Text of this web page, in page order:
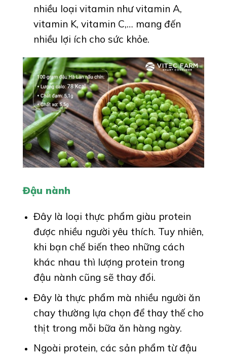
nhiều loại vitamin như vitamin A,
vitamin K, vitamin C,… mang đến
nhiều lợi ích cho sức khỏe.
Đậu nành
Đây là loại thực phẩm giàu protein
được nhiều người yêu thích. Tuy nhiên,
khi bạn chế biến theo những cách
khác nhau thì lượng protein trong
đậu nành cũng sẽ thay đổi.
Đây là thực phẩm mà nhiều người ăn
chay thường lựa chọn để thay thế cho
thịt trong mỗi bữa ăn hàng ngày.
Ngoài protein, các sản phẩm từ đậu